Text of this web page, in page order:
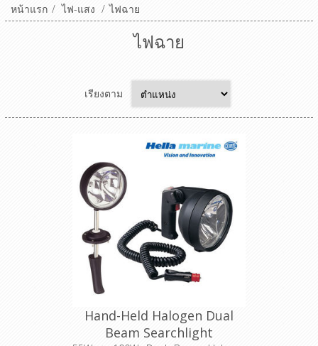
หน้าแรก / ไฟ-แสง / ไฟฉาย
ไฟฉาย
เรียงตาม
Hand-Held Halogen Dual
Beam Searchlight